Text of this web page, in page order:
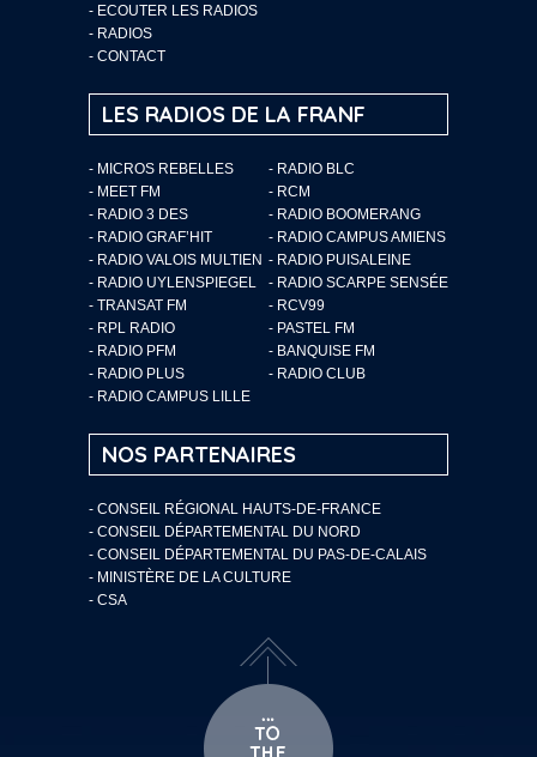
- ECOUTER LES RADIOS
- RADIOS
- CONTACT
LES RADIOS DE LA FRANF
- MICROS REBELLES
- RADIO BLC
- MEET FM
- RCM
- RADIO 3 DES
- RADIO BOOMERANG
- RADIO GRAF’HIT
- RADIO CAMPUS AMIENS
- RADIO VALOIS MULTIEN - RADIO PUISALEINE
- RADIO UYLENSPIEGEL
- RADIO SCARPE SENSÉE
- TRANSAT FM
- RCV99
- RPL RADIO
- PASTEL FM
- RADIO PFM
- BANQUISE FM
- RADIO PLUS
- RADIO CLUB
- RADIO CAMPUS LILLE
NOS PARTENAIRES
- CONSEIL RÉGIONAL HAUTS-DE-FRANCE
- CONSEIL DÉPARTEMENTAL DU NORD
- CONSEIL DÉPARTEMENTAL DU PAS-DE-CALAIS
- MINISTÈRE DE LA CULTURE
- CSA